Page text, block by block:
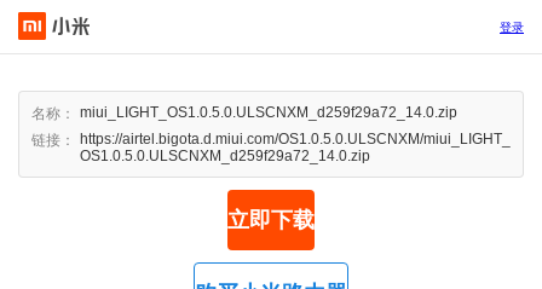
登录
名称：
miui_LIGHT_OS1.0.5.0.ULSCNXM_d259f29a72_14.0.zip
链接：
https://airtel.bigota.d.miui.com/OS1.0.5.0.ULSCNXM/miui_LIGHT_
OS1.0.5.0.ULSCNXM_d259f29a72_14.0.zip
立即下载